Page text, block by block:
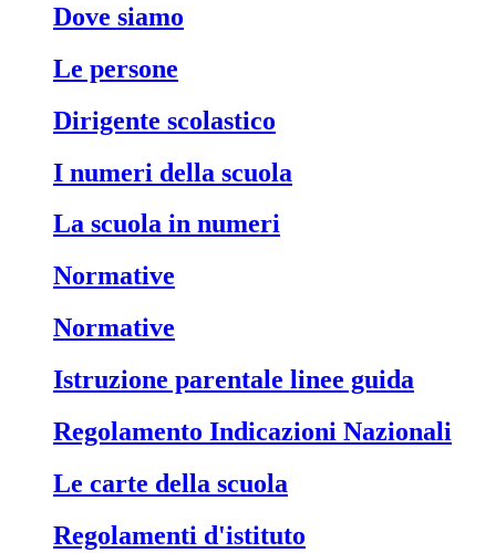
Dove siamo
Le persone
Dirigente scolastico
I numeri della scuola
La scuola in numeri
Normative
Normative
Istruzione parentale linee guida
Regolamento Indicazioni Nazionali
Le carte della scuola
Regolamenti d'istituto